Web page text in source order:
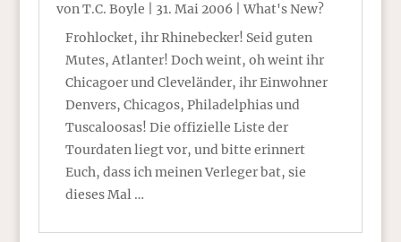
vonT.C. Boyle 31. Mai 2006|What's New?
Frohlocket, ihr Rhinebecker! Seid guten
Mutes, Atlanter! Doch weint, oh weint ihr
Chicagoer und Cleveländer, ihr Einwohner
Denvers, Chicagos, Philadelphias und
Tuscaloosas! Die offizielle Liste der
Tourdaten liegt vor, und bitte erinnert
Euch, dass ich meinen Verleger bat, sie
dieses Mal …